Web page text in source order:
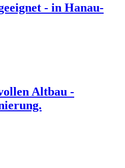
- in Hanau-
Altbau -